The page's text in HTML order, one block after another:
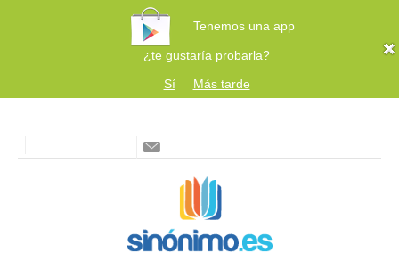
Tenemos una app
¿te gustaría probarla?
Sí
Más tarde